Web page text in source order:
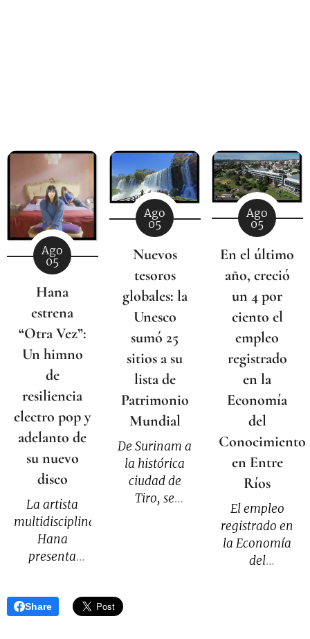
Ago
05
Hana
estrena
“Otra Vez”:
Un himno
de
resiliencia
electro pop y
adelanto de
su nuevo
disco
La artista
multidisciplinaria
Hana
presenta
single y el
Ago
05
Nuevos
tesoros
globales: la
Unesco
sumó 25
sitios a su
lista de
Patrimonio
Mundial
De Surinam a
la histórica
ciudad de
Tiro, se
Ago
05
En el último
año, creció
un 4 por
ciento el
empleo
registrado
en la
Economía
del
Conocimiento
en Entre
Ríos
El empleo
registrado en
la Economía
del
Share